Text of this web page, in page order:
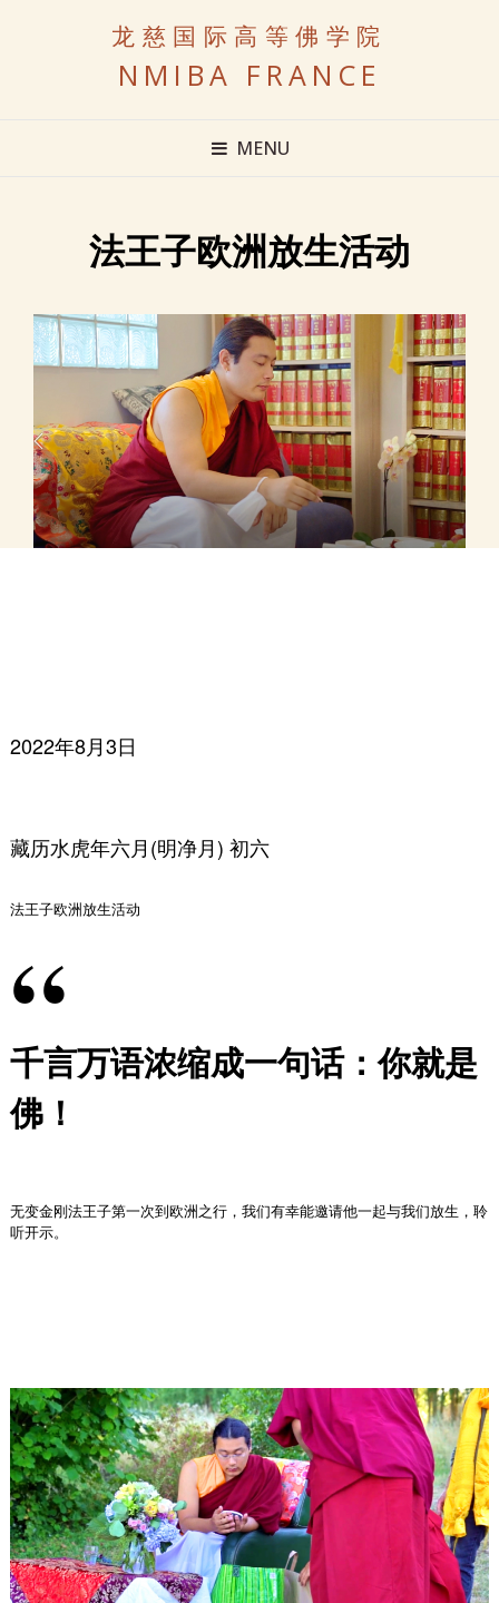
龙慈国际高等佛学院
NMIBA FRANCE
MENU
法王子欧洲放生活动
2022年8月3日
藏历水虎年六月(明净月) 初六
法王子欧洲放生活动
千言万语浓缩成一句话：你就是
佛！
无变金刚法王子第一次到欧洲之行，我们有幸能邀请他一起与我们放生，聆
听开示。